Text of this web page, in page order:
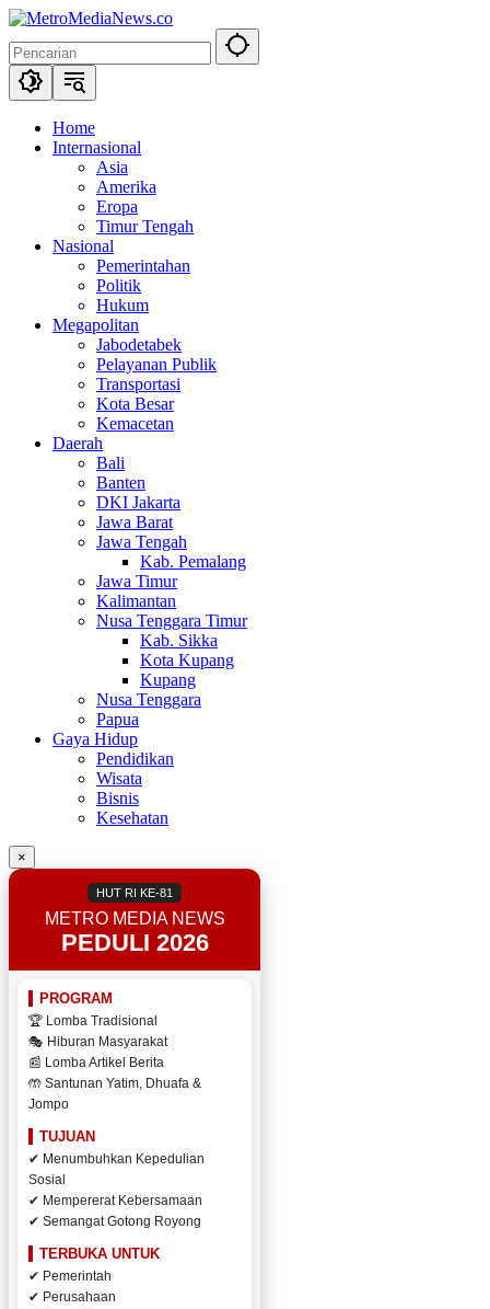
Langsung
konten
Home
Internasional
Asia
Amerika
Eropa
Timur Tengah
Nasional
Pemerintahan
Politik
Hukum
Megapolitan
Jabodetabek
Pelayanan Publik
Transportasi
Kota Besar
Kemacetan
Daerah
Bali
Banten
DKI Jakarta
Jawa Barat
Jawa Tengah
Kab. Pemalang
Jawa Timur
Kalimantan
Nusa Tenggara Timur
Kab. Sikka
Kota Kupang
Kupang
Nusa Tenggara
Papua
Gaya Hidup
Pendidikan
Wisata
Bisnis
Kesehatan
×
HUT RI KE-81
METRO MEDIA NEWS
PEDULI 2026
PROGRAM
🏆 Lomba Tradisional
🎭 Hiburan Masyarakat
📰 Lomba Artikel Berita
🤲 Santunan Yatim, Dhuafa &
Jompo
TUJUAN
✔ Menumbuhkan Kepedulian
Sosial
✔ Mempererat Kebersamaan
✔ Semangat Gotong Royong
TERBUKA UNTUK
✔ Pemerintah
✔ Perusahaan